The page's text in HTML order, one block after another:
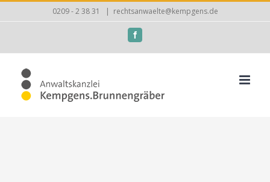
Inhalt
0209 - 2 38 31 | rechtsanwaelte@kempgens.de